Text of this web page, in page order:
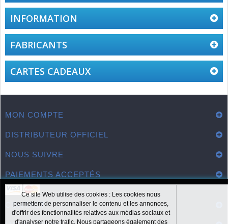
INFORMATION
FABRICANTS
CARTES CADEAUX
MON COMPTE
DISTRIBUTEUR OFFICIEL
NOUS SUIVRE
PAIEMENTS ACCEPTÉS
CONTACT
Ce site Web utilise des cookies : Les cookies nous
permettent de personnaliser le contenu et les annonces,
d'offrir des fonctionnalités relatives aux médias sociaux et
d'analyser notre trafic. Nous partageons également des